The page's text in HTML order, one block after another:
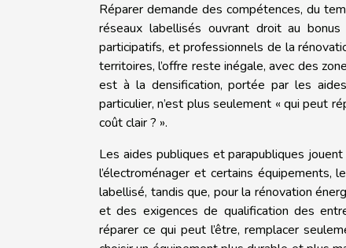
Réparer demande des compétences, du
réseaux labellisés ouvrant droit au
participatifs, et professionnels de la
territoires, l’offre reste inégale, avec des
est à la densification, portée par les
particulier, n’est plus seulement « qui peut
coût clair ? ».
Les aides publiques et parapubliques
l’électroménager et certains équipements,
labellisé, tandis que, pour la rénovation
et des exigences de qualification des
réparer ce qui peut l’être, remplacer